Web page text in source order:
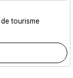
tourisme